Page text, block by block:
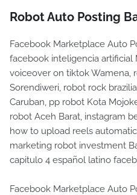
Robot Auto Posting
Facebook Marketplace Auto
facebook inteligencia artificial
voiceover on tiktok Wamena,
Sorendiweri, robot rock
Caruban, pp robot Kota
robot Aceh Barat, instagram
how to upload reels
marketing robot investment
capitulo 4 español latino
Facebook Marketplace Auto